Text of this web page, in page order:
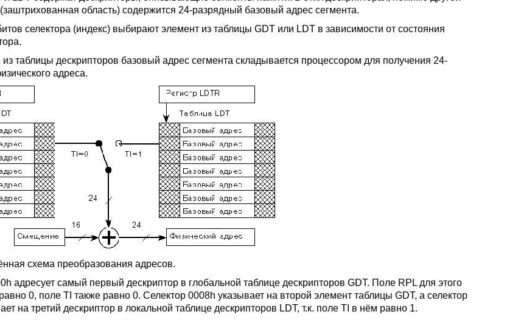
область) содержится 24-разрядный базовый адрес сегмента.
селектора (индекс) выбирают элемент из таблицы GDT или LDT в зависимости от состояния
таблицы дескрипторов базовый адрес сегмента складывается процессором для получения 24-
адреса.
схема преобразования адресов.
адресует самый первый дескриптор в глобальной таблице дескрипторов GDT. Поле RPL для этого
0, поле TI также равно 0. Селектор 0008h указывает на второй элемент таблицы GDT, а селектор
на третий дескриптор в локальной таблице дескрипторов LDT, т.к. поле TI в нём равно 1.